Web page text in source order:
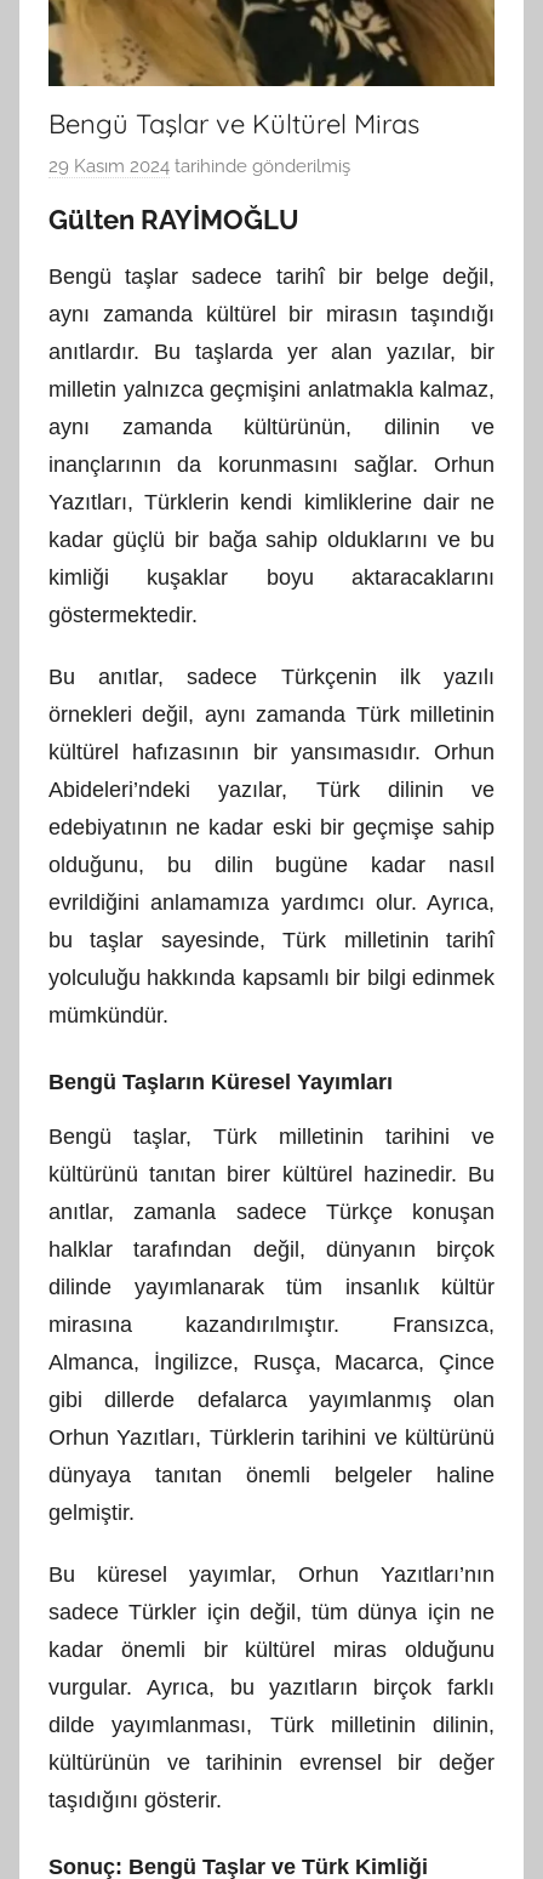
Bengü Taşlar ve Kültürel Miras
29 Kasım 2024 tarihinde gönderilmiş
t
a
r
n
d
a
Gülten RAYİMOĞLU
Bengü taşlar sadece tarihî bir belge değil,
aynı zamanda kültürel bir mirasın taşındığı
anıtlardır. Bu taşlarda yer alan yazılar, bir
milletin yalnızca geçmişini anlatmakla kalmaz,
aynı zamanda kültürünün, dilinin ve
inançlarının da korunmasını sağlar. Orhun
Yazıtları, Türklerin kendi kimliklerine dair ne
kadar güçlü bir bağa sahip olduklarını ve bu
kimliği kuşaklar boyu aktaracaklarını
göstermektedir.
Bu anıtlar, sadece Türkçenin ilk yazılı
örnekleri değil, aynı zamanda Türk milletinin
kültürel hafızasının bir yansımasıdır. Orhun
Abideleri’ndeki yazılar, Türk dilinin ve
edebiyatının ne kadar eski bir geçmişe sahip
olduğunu, bu dilin bugüne kadar nasıl
evrildiğini anlamamıza yardımcı olur. Ayrıca,
bu taşlar sayesinde, Türk milletinin tarihî
yolculuğu hakkında kapsamlı bir bilgi edinmek
mümkündür.
Bengü Taşların Küresel Yayımları
Bengü taşlar, Türk milletinin tarihini ve
kültürünü tanıtan birer kültürel hazinedir. Bu
anıtlar, zamanla sadece Türkçe konuşan
halklar tarafından değil, dünyanın birçok
dilinde yayımlanarak tüm insanlık kültür
mirasına kazandırılmıştır. Fransızca,
Almanca, İngilizce, Rusça, Macarca, Çince
gibi dillerde defalarca yayımlanmış olan
Orhun Yazıtları, Türklerin tarihini ve kültürünü
dünyaya tanıtan önemli belgeler haline
gelmiştir.
Bu küresel yayımlar, Orhun Yazıtları’nın
sadece Türkler için değil, tüm dünya için ne
kadar önemli bir kültürel miras olduğunu
vurgular. Ayrıca, bu yazıtların birçok farklı
dilde yayımlanması, Türk milletinin dilinin,
kültürünün ve tarihinin evrensel bir değer
taşıdığını gösterir.
Sonuç: Bengü Taşlar ve Türk Kimliği